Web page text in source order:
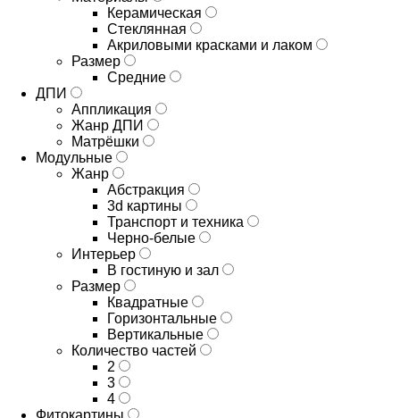
Керамическая
Стеклянная
Акриловыми красками и лаком
Размер
Средние
ДПИ
Аппликация
Жанр ДПИ
Матрёшки
Модульные
Жанр
Абстракция
3d картины
Транспорт и техника
Черно-белые
Интерьер
В гостиную и зал
Размер
Квадратные
Горизонтальные
Вертикальные
Количество частей
2
3
4
Фитокартины